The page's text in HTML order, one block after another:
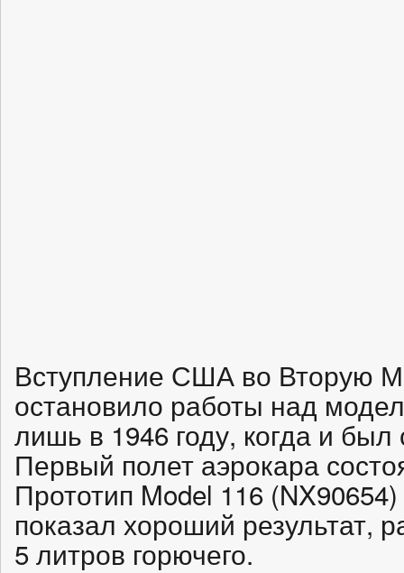
Вступление США во Вторую
остановило работы над
лишь в 1946 году, когда и
Первый полет аэрокара
Прототип Model 116
показал хороший результат,
5 литров горючего.